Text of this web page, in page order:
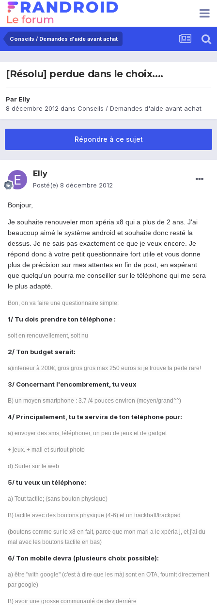
Conseils / Demandes d'aide avant achat
[Résolu] perdue dans le choix....
Par Elly
8 décembre 2012 dans Conseils / Demandes d'aide avant achat
Répondre à ce sujet
Elly
Posté(e) 8 décembre 2012
Bonjour,
Je souhaite renouveler mon xpéria x8 qui a plus de 2 ans. J'ai
beaucoup aimé le système android et souhaite donc resté la
dessus. Je ne sais pas exactement ce que je veux encore. Je
répond donc à votre petit questionnaire fort utile et vous donne
plus de précision sur mes attentes en fin de post, en espérant
que quelqu'un pourra me conseiller sur le téléphone qui me sera
le plus adapté.
Bon, on va faire une questionnaire simple:
1/ Tu dois prendre ton téléphone :
soit en renouvellement, soit nu
2/ Ton budget serait:
a)inferieur à 200€, gros gros gros max 250 euros si je trouve la perle rare!
3/ Concernant l'encombrement, tu veux
B) un moyen smartphone : 3.7 /4 pouces environ (moyen/grand^^)
4/ Principalement, tu te servira de ton téléphone pour:
a) envoyer des sms, téléphoner, un peu de jeux et de gadget
+ jeux. + mail et surtout photo
d) Surfer sur le web
5/ tu veux un téléphone:
a) Tout tactile; (sans bouton physique)
B) tactile avec des boutons physique (4-6) et un trackball/trackpad
(boutons comme sur le x8 en fait, parce que mon mari a le xpéria j, et j'ai du
mal avec les boutons tactile en bas)
6/ Ton mobile devra (plusieurs choix possible):
a) être "with google" (c'est à dire que les màj sont en OTA, fournit directement
par google)
B) avoir une grosse communauté de dev derrière